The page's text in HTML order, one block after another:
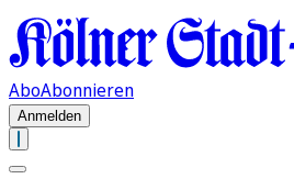
AboAbonnieren
Anmelden